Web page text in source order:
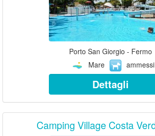
Porto San Giorgio - Fermo
Mare
ammessi
Dettagli
Camping Village Costa